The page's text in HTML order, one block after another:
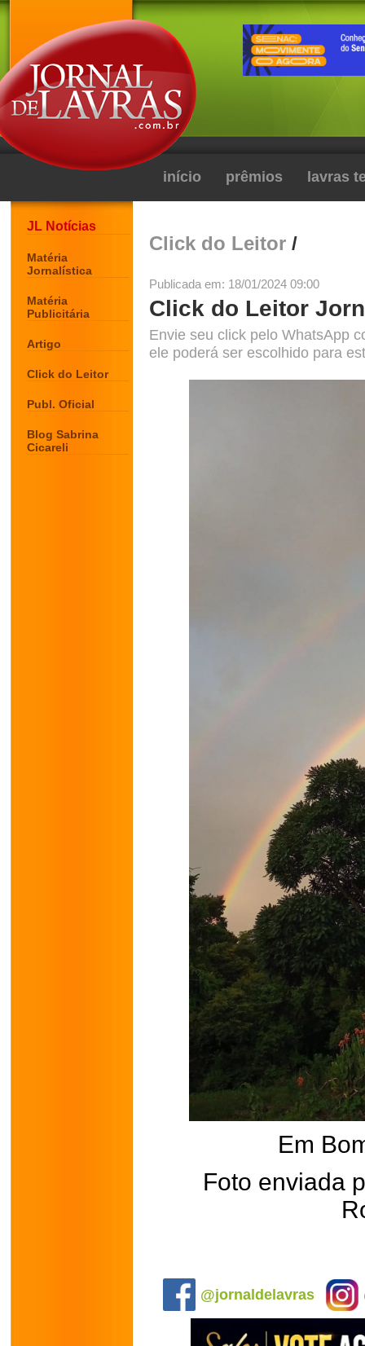
início prêmios lavras
JL Notícias
Matéria
Jornalística
Matéria
Publicitária
Artigo
Click do Leitor
Publ. Oficial
Blog Sabrina
Cicareli
Click do Leitor /
Publicada em: 18/01/2024 09:00
Click do Leitor
Envie seu click pelo WhatsApp
ele poderá ser escolhido para
Em
Foto enviada
@jornaldelavras